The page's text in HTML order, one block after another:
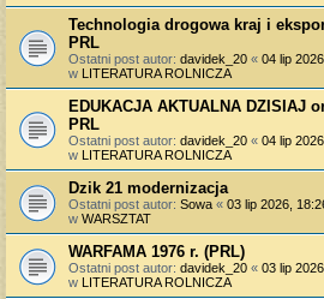
Technologia drogowa kraj i
PRL
Ostatni post autor: davidek_20 « 04 lip
w LITERATURA ROLNICZA
EDUKACJA AKTUALNA DZISIAJ
PRL
Ostatni post autor: davidek_20 « 04 lip
w LITERATURA ROLNICZA
Dzik 21 modernizacja
Ostatni post autor: Sowa « 03 lip 2026,
w WARSZTAT
WARFAMA 1976 r. (PRL)
Ostatni post autor: davidek_20 « 03 lip
w LITERATURA ROLNICZA